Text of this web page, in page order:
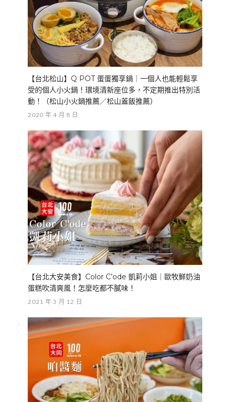
【台北松山】Q POT 蛋蛋獨享鍋｜一個人也能輕鬆享
受的個人小火鍋！環境清新座位多，不定期推出特別活
動！（松山小火鍋推薦／松山蓋飯推薦）
2020 年 4 月 8 日
【台北大安美食】Color C’ode 凱莉小姐｜歐牧鮮奶油
蛋糕吹清爽風！怎麼吃都不膩味！
2021 年 3 月 12 日